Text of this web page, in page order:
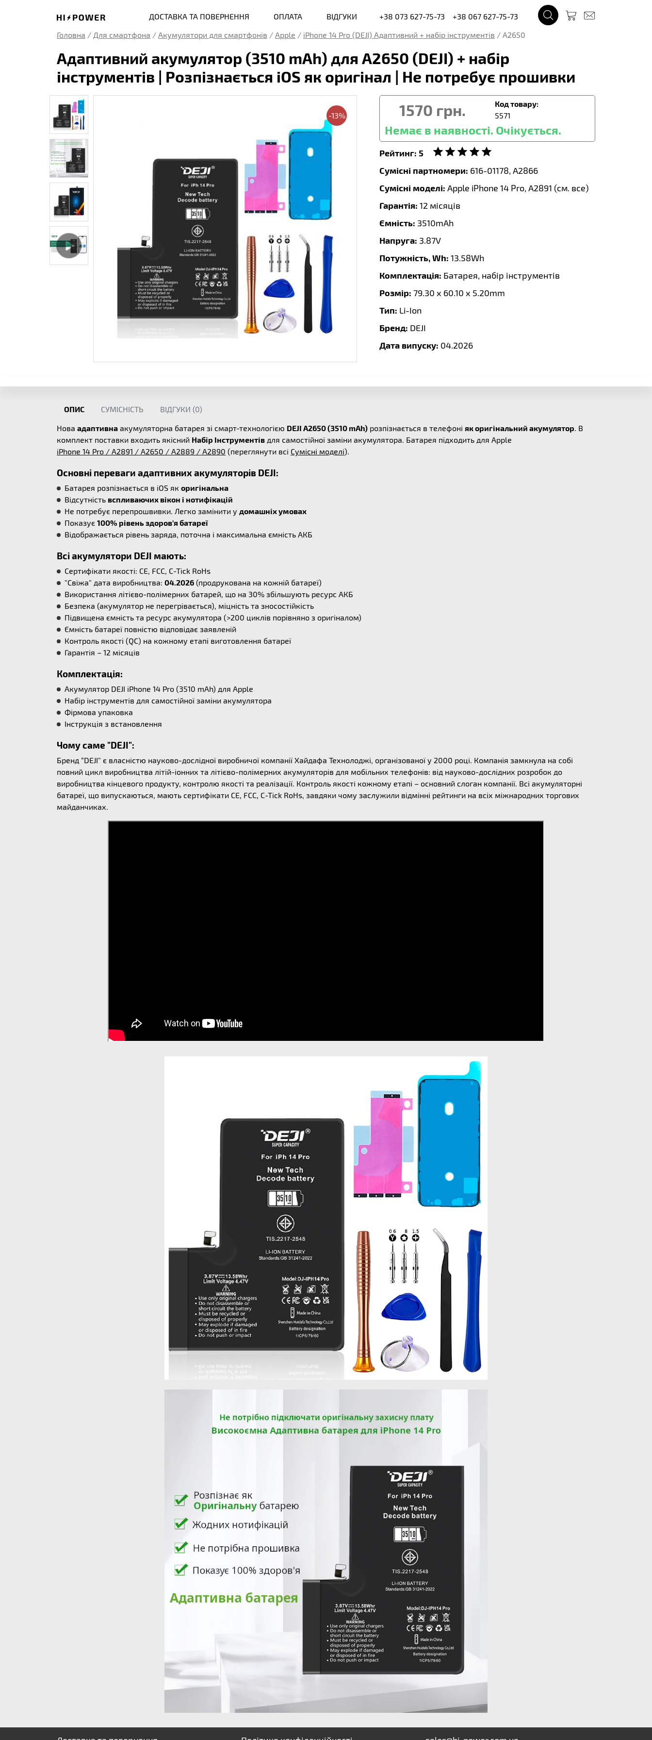
ДОСТАВКА ТА ПОВЕРНЕННЯ ОПЛАТА ВІДГУКИ +38 073 627-75-73
+38 067 627-75-73
Головна / Для смартфона / Акумулятори для смартфонів / Apple / iPhone 14 Pro (DEJI) Адаптивний + набір інструментів / A2650
Адаптивний акумулятор (3510 mAh) для A2650 (DEJI) + набір
інструментів | Розпізнається iOS як оригінал | Не потребує прошивки
-13% 1570 грн.
Код товару:
5571
Немає в наявності. Очікується.
Рейтинг: 5
Сумісні партномери: 616-01178, A2866
Сумісні моделі: Apple iPhone 14 Pro, A2891 (см. все)
Гарантія: 12 місяців
Ємність: 3510mAh
Напруга: 3.87V
Потужність, Wh: 13.58Wh
Комплектація: Батарея, набір інструментів
Розмір: 79.30 x 60.10 x 5.20mm
Тип: Li-Ion
Бренд: DEJI
Дата випуску: 04.2026
ОПИС СУМІСНІСТЬ ВІДГУКИ (0)
Нова адаптивна акумуляторна батарея зі смарт-технологією DEJI A2650 (3510 mAh) розпізнається в телефоні як оригінальний акумулятор. В
комплект поставки входить якісний Набір Інструментів для самостійної заміни акумулятора. Батарея підходить для Apple
iPhone 14 Pro / A2891 / A2650 / A2889 / A2890 (переглянути всі Сумісні моделі).
Основні переваги адаптивниx акумуляторів DEJI:
Батарея розпізнається в iOS як оригінальна
Відсутність вспливаючих вікон і нотифікацій
Не потребує перепрошвивки. Легко замінити у домашніх умовах
Показує 100% рівень здоров'я батареї
Відображається рівень заряда, поточна і максимальна ємність АКБ
Всі акумулятори DEJI мають:
Сертифікати якості: CE, FCC, C-Tick RoHs
"Свіжа" дата виробництва: 04.2026 (продрукована на кожній батареї)
Використання літієво-полімерних батарей, що на 30% збільшують ресурс АКБ
Безпека (акумулятор не перегрівається), міцність та зносостійкість
Підвищена ємність та ресурс акумулятора (>200 циклів порівняно з оригіналом)
Ємність батареї повністю відповідає заявленій
Контроль якості (QC) на кожному етапі виготовлення батареї
Гарантія – 12 місяців
Комплектація:
Акумулятор DEJI iPhone 14 Pro (3510 mAh) для Apple
Набір інструментів для самостійної заміни акумулятора
Фірмова упаковка
Інструкція з встановлення
Чому саме "DEJI":
Бренд “DEJI” є власністю науково-дослідної виробничої компанії Хайдафа Технолоджі, організованої у 2000 році. Компанія замкнула на собі
повний цикл виробництва літій-іонних та літієво-полімерних акумуляторів для мобільних телефонів: від науково-дослідних розробок до
виробництва кінцевого продукту, контролю якості та реалізації. Контроль якості кожному етапі – основний слоган компанії. Всі акумуляторні
батареї, що випускаються, мають сертифікати CE, FCC, C-Tick RoHs, завдяки чому заслужили відмінні рейтинги на всіх міжнародних торгових
майданчиках.